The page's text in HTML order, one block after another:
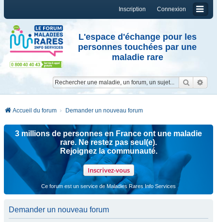
Connexion
Inscription
L'espace d'échange pour les
personnes touchées par une
maladie rare
Accueil du forum Demander un nouveau forum
3 millions de personnes en France ont une maladie
rare. Ne restez pas seul(e).
Rejoignez la communauté.
Inscrivez-vous
Ce forum est un service de Maladies Rares Info Services
Demander un nouveau forum